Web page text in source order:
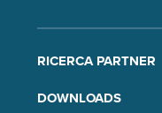
RICERCA PARTNER
DOWNLOADS